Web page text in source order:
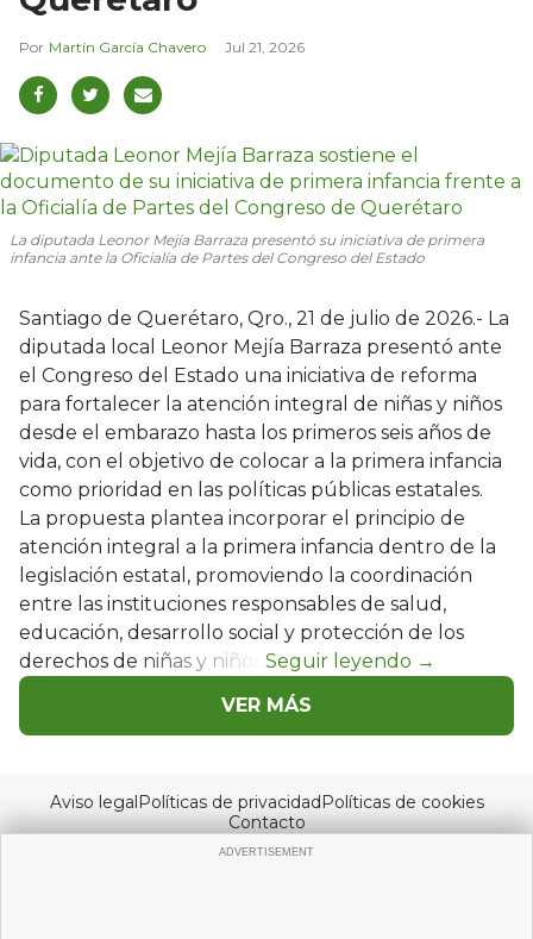
Martín García Chavero Jul 21, 2026
La diputada Leonor Mejía Barraza presentó su iniciativa de primera
infancia ante la Oficialía de Partes del Congreso del Estado
Santiago de Querétaro, Qro., 21 de julio de 2026.- La
diputada local Leonor Mejía Barraza presentó ante
el Congreso del Estado una iniciativa de reforma
para fortalecer la atención integral de niñas y niños
desde el embarazo hasta los primeros seis años de
vida, con el objetivo de colocar a la primera infancia
como prioridad en las políticas públicas estatales.
La propuesta plantea incorporar el principio de
atención integral a la primera infancia dentro de la
legislación estatal, promoviendo la coordinación
entre las instituciones responsables de salud,
educación, desarrollo social y protección de los
derechos de niñas y niños.
VER MÁS
Aviso legalPolíticas de privacidadPolíticas de cookies
Contacto